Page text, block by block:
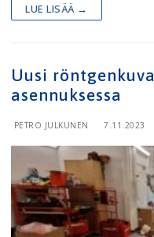
LUE LISÄÄ →
Uusi
asennuksessa
PETRO JULKUNEN 7.11.2023